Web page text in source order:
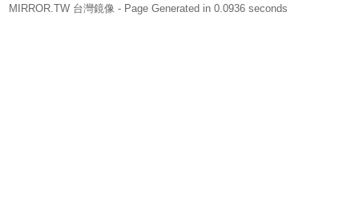
MIRROR.TW 台灣鏡像 - Page Generated in 0.0936 seconds